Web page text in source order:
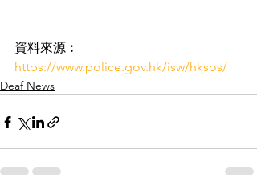
資料來源︰
https://www.police.gov.hk/isw/hksos/
Deaf News